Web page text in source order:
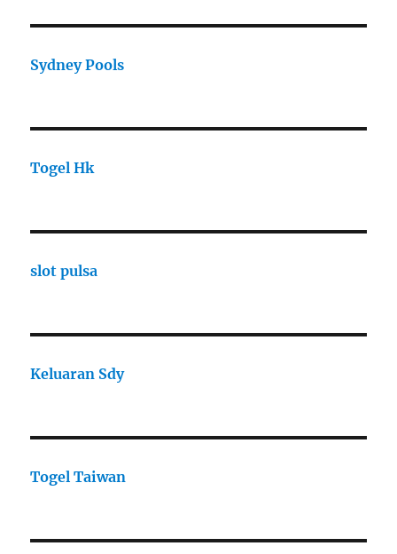
Sydney Pools
Togel Hk
slot pulsa
Keluaran Sdy
Togel Taiwan